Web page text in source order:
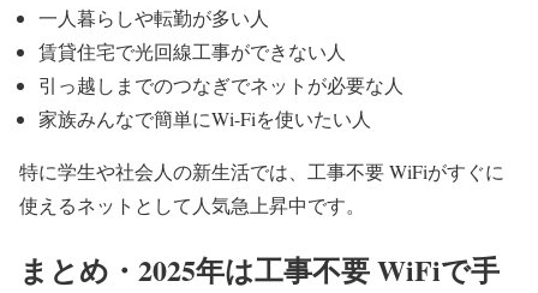
一人暮らしや転勤が多い人
賃貸住宅で光回線工事ができない人
引っ越しまでのつなぎでネットが必要な人
家族みんなで簡単にWi-Fiを使いたい人
特に学生や社会人の新生活では、工事不要 WiFiがすぐに
使えるネットとして人気急上昇中です。
まとめ・2025年は工事不要 WiFiで手